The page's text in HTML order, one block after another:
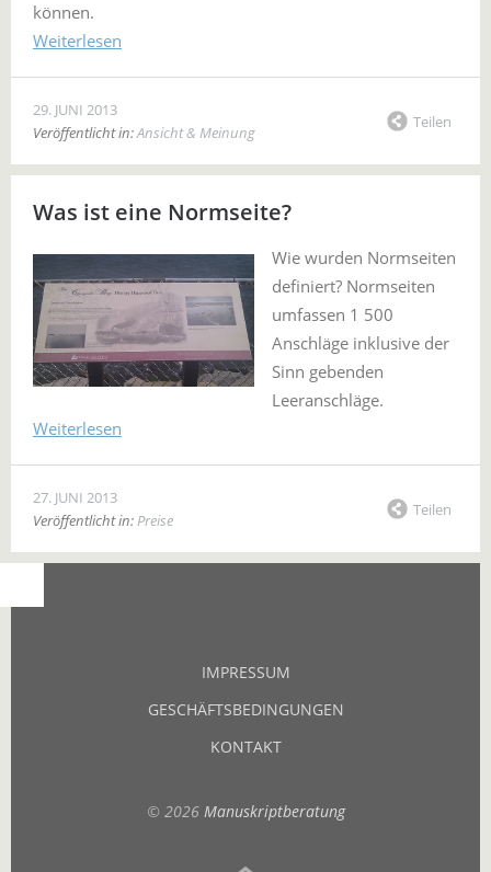
können.
Weiterlesen
29. JUNI 2013
Veröffentlicht in:Ansicht & Meinung
Teilen
Was ist eine Normseite?
Wie wurden Normseiten
definiert? Normseiten
umfassen 1 500
Anschläge inklusive der
Sinn gebenden
Leeranschläge.
Weiterlesen
27. JUNI 2013
Veröffentlicht in:Preise
Teilen
IMPRESSUM
GESCHÄFTSBEDINGUNGEN
KONTAKT
© 2026 Manuskriptberatung